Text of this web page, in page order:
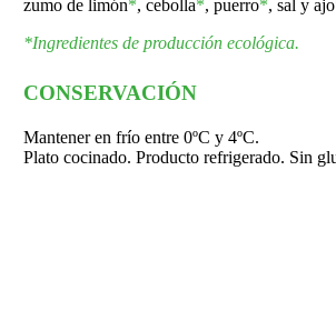
zumo de limón*, cebolla*, puerro*, sal y ajo
*Ingredientes de producción ecológica.
CONSERVACIÓN
Mantener en frío entre 0ºC y 4ºC.
Plato cocinado. Producto refrigerado. Sin